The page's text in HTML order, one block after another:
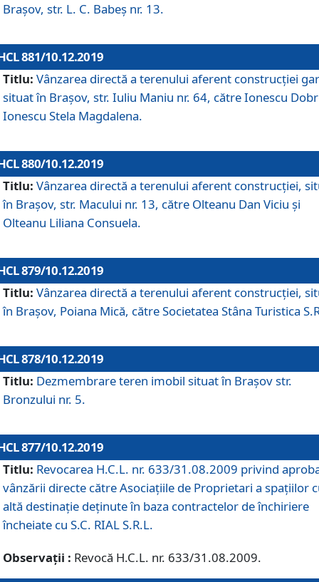
Brașov, str. L. C. Babeș nr. 13.
881/10.12.2019
Titlu: Vânzarea directă a terenului aferent construcției
situat în Brașov, str. Iuliu Maniu nr. 64, către Ionescu
Ionescu Stela Magdalena.
880/10.12.2019
Titlu: Vânzarea directă a terenului aferent construcției,
în Brașov, str. Macului nr. 13, către Olteanu Dan Viciu și
Olteanu Liliana Consuela.
879/10.12.2019
Titlu: Vânzarea directă a terenului aferent construcției,
în Brașov, Poiana Mică, către Societatea Stâna Turistica
878/10.12.2019
Titlu: Dezmembrare teren imobil situat în Brașov str.
Bronzului nr. 5.
877/10.12.2019
Titlu: Revocarea H.C.L. nr. 633/31.08.2009 privind
vânzării directe către Asociațiile de Proprietari a spațiilor
altă destinație deținute în baza contractelor de închiriere
încheiate cu S.C. RIAL S.R.L.
Observații : Revocă H.C.L. nr. 633/31.08.2009.